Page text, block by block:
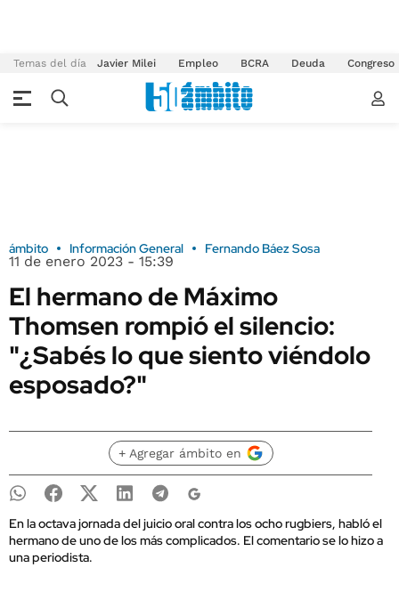
Temas del día Javier Milei Empleo BCRA Deuda Congreso
ámbito Información General Fernando Báez Sosa
11 de enero 2023 - 15:39
El hermano de Máximo
Thomsen rompió el silencio:
"¿Sabés lo que siento viéndolo
esposado?"
+ Agregar ámbito en
En la octava jornada del juicio oral contra los ocho rugbiers, habló el
hermano de uno de los más complicados. El comentario se lo hizo a
una periodista.